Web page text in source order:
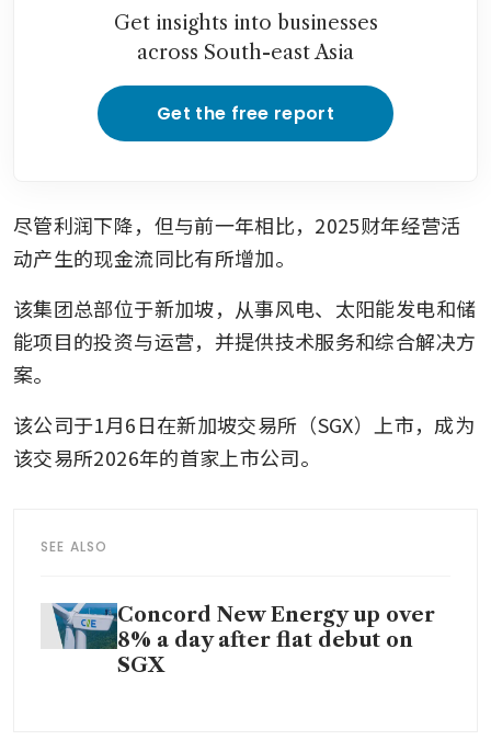
Get insights into businesses
across South-east Asia
Get the free report
尽管利润下降，但与前一年相比，2025财年经营活
动产生的现金流同比有所增加。
该集团总部位于新加坡，从事风电、太阳能发电和储
能项目的投资与运营，并提供技术服务和综合解决方
案。
该公司于1月6日在新加坡交易所（SGX）上市，成为
该交易所2026年的首家上市公司。
SEE ALSO
Concord New Energy up over
8% a day after flat debut on
SGX